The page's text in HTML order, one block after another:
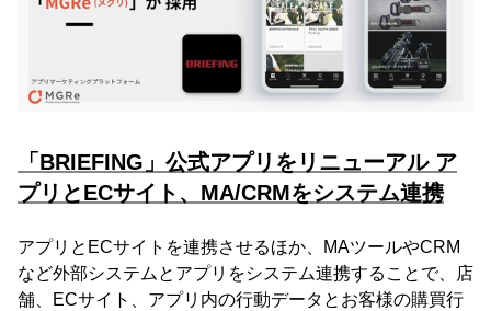
「BRIEFING」公式アプリをリニューアル ア
プリとECサイト、MA/CRMをシステム連携
アプリとECサイトを連携させるほか、MAツールやCRM
など外部システムとアプリをシステム連携することで、店
舗、ECサイト、アプリ内の行動データとお客様の購買行